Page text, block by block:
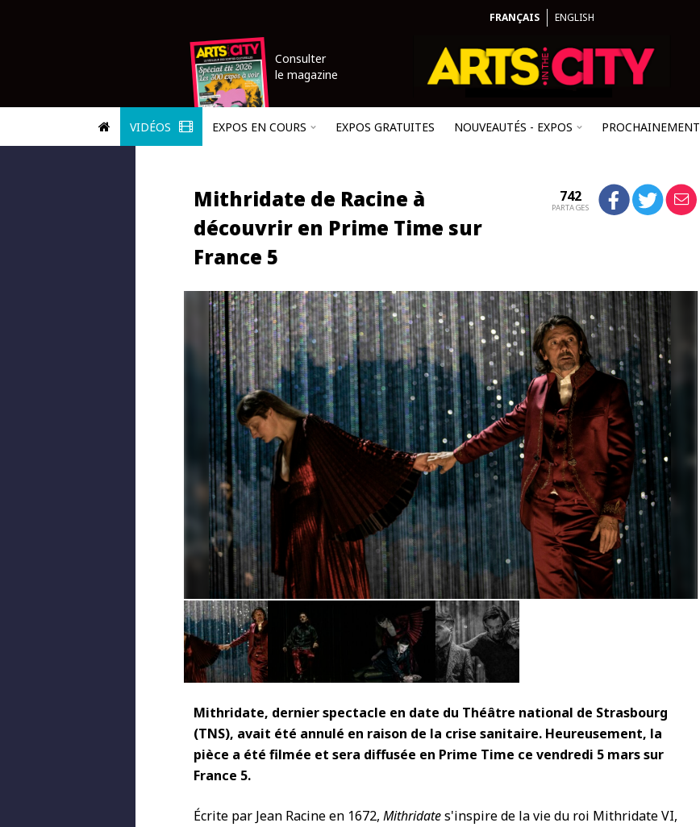
FRANÇAIS ENGLISH
Consulter
le magazine
VIDÉOS EXPOS EN COURS EXPOS GRATUITES NOUVEAUTÉS - EXPOS PROCHAINEMENT
Mithridate de Racine à
découvrir en Prime Time sur
France 5
742
PARTAGES
Mithridate, dernier spectacle en date du Théâtre national de Strasbourg
(TNS), avait été annulé en raison de la crise sanitaire. Heureusement, la
pièce a été filmée et sera diffusée en Prime Time ce vendredi 5 mars sur
France 5.
Écrite par Jean Racine en 1672, Mithridates'inspire de la vie du roi Mithridate VI,